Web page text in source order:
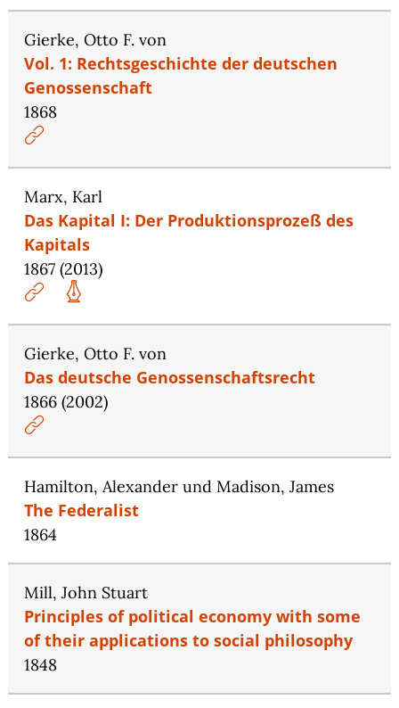
Gierke, Otto F. von
Vol. 1: Rechtsgeschichte der deutschen
Genossenschaft
1868
Marx, Karl
Das Kapital I: Der Produktionsprozeß des
Kapitals
1867 (2013)
Gierke, Otto F. von
Das deutsche Genossenschaftsrecht
1866 (2002)
Hamilton, Alexander und Madison, James
The Federalist
1864
Mill, John Stuart
Principles of political economy with some
of their applications to social philosophy
1848